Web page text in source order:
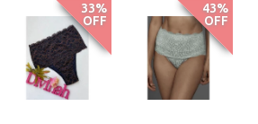
33%
OFF
43%
OFF